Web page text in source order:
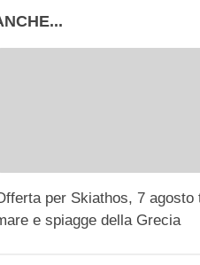
per Skiathos, 7 agosto
e spiagge della Grecia